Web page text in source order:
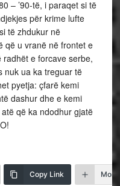
– ’90-të, i paraqet si të
për krime lufte
të zhdukur në
që u vranë në frontet e
e forcave serbe,
nuk ua ka treguar të
pyetja: çfarë kemi
dashur dhe e kemi
që ka ndodhur gjatë
Copy Link More